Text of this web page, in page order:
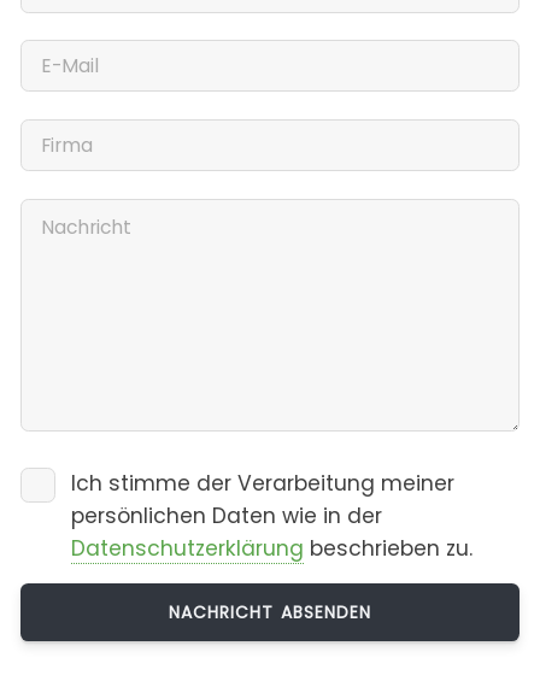
Ich stimme der Verarbeitung meiner
persönlichen Daten wie in der
Datenschutzerklärung beschrieben zu.